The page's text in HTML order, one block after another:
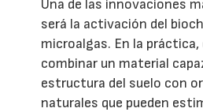
Una de las innovaciones
será la activación del
microalgas. En la
combinar un material
estructura del suelo con
naturales que pueden